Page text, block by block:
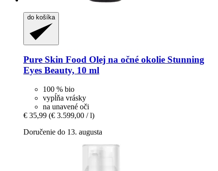
do košíka
Pure Skin Food Olej na očné okolie Stunning
Eyes Beauty, 10 ml
100 % bio
vypĺňa vrásky
na unavené oči
€ 35,99 (€ 3.599,00 / l)
Doručenie do 13. augusta